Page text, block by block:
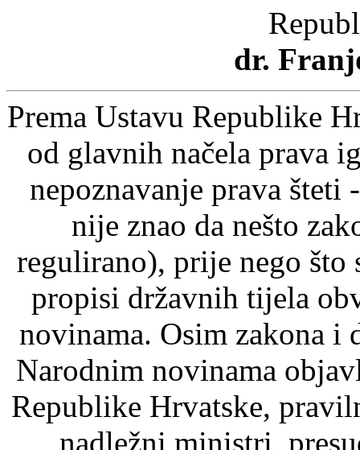
dr.
Prema Ustavu Republike
od glavnih načela prava
nepoznavanje prava šteti
nije znao da nešto
regulirano), prije nego što
propisi državnih tijela
novinama. Osim zakona i
Narodnim novinama
Republike Hrvatske,
nadležni ministri,